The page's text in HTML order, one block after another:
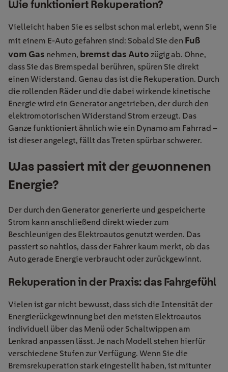
Wie funktioniert Rekuperation?
Vielleicht haben Sie es selbst schon mal erlebt, wenn Sie
mit einem E-Auto gefahren sind: Sobald Sie den Fuß
vom Gas nehmen, bremst das Auto zügig ab. Ohne,
dass Sie das Bremspedal berühren, spüren Sie direkt
einen Widerstand. Genau das ist die Rekuperation. Durch
die rollenden Räder und die dabei wirkende kinetische
Energie wird ein Generator angetrieben, der durch den
elektromotorischen Widerstand Strom erzeugt. Das
Ganze funktioniert ähnlich wie ein Dynamo am Fahrrad –
ist dieser angelegt, fällt das Treten spürbar schwerer.
Was passiert mit der gewonnenen
Energie?
Der durch den Generator generierte und gespeicherte
Strom kann anschließend direkt wieder zum
Beschleunigen des Elektroautos genutzt werden. Das
passiert so nahtlos, dass der Fahrer kaum merkt, ob das
Auto gerade Energie verbraucht oder zurückgewinnt.
Rekuperation in der Praxis: das Fahrgefühl
Vielen ist gar nicht bewusst, dass sich die Intensität der
Energierückgewinnung bei den meisten Elektroautos
individuell über das Menü oder Schaltwippen am
Lenkrad anpassen lässt. Je nach Modell stehen hierfür
verschiedene Stufen zur Verfügung. Wenn Sie die
Bremsrekuperation stark eingestellt haben, ist mitunter